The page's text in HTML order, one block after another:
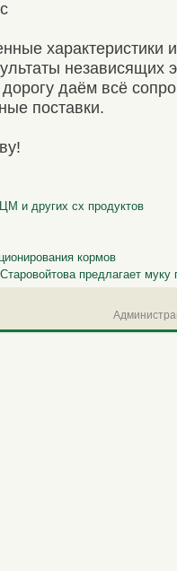
характеристики
независящих
даём всё
поставки.
и других сх продуктов
кормов
предлагает